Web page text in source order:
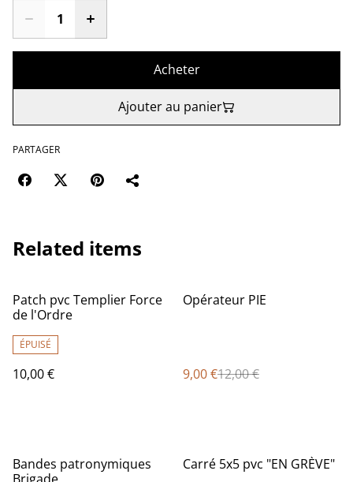
Acheter
Ajouter au panier
PARTAGER
Related items
Patch pvc Templier Force
de l'Ordre
ÉPUISÉ
10,00 €
%
Opérateur PIE
9,00 €12,00 €
%
Bandes patronymiques
%
Carré 5x5 pvc "EN GRÈVE"